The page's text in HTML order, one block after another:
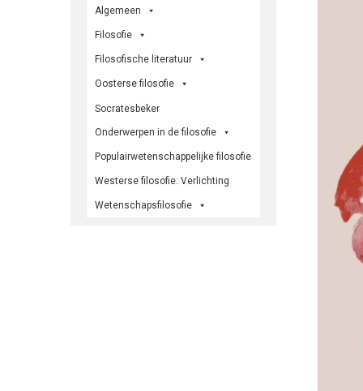
Algemeen
Filosofie
Filosofische literatuur
Oosterse filosofie
Socratesbeker
Onderwerpen in de filosofie
Populairwetenschappelijke filosofie
Westerse filosofie: Verlichting
Wetenschapsfilosofie